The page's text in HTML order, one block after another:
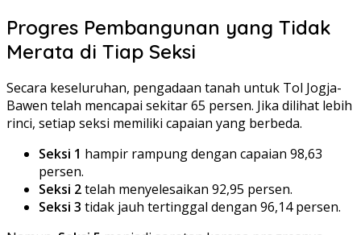
Progres Pembangunan yang Tidak
Merata di Tiap Seksi
Secara keseluruhan, pengadaan tanah untuk Tol Jogja-
Bawen telah mencapai sekitar 65 persen. Jika dilihat lebih
rinci, setiap seksi memiliki capaian yang berbeda.
Seksi 1 hampir rampung dengan capaian 98,63
persen.
Seksi 2telah menyelesaikan 92,95 persen.
Seksi 3 tidak jauh tertinggal dengan 96,14 persen.